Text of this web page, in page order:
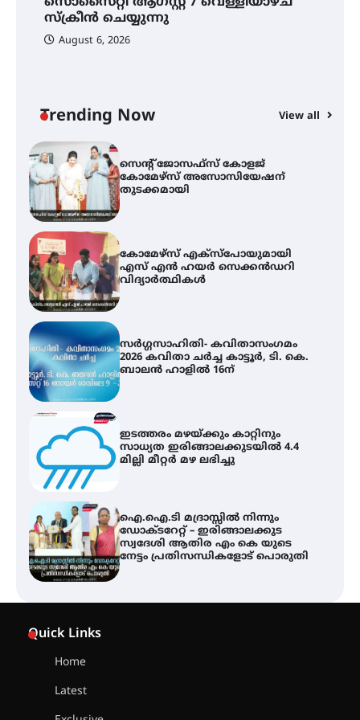
സ്‌ക്രീൻ ചെയ്യുന്നു
August 6, 2026
Trending Now View all
സ്വദേശി ആതിര എം കെ യുടെ
നേട്ടം പ്രതിസന്ധികളോട് പൊരുതി
വെള്ളിയാഴ്ച സ്‌ക്രീൻ ചെയ്യുന്നു
സെന്റ് ജോസഫ്സ് കോളജ്
കോമേഴ്‌സ് അസോസിയേഷന്
തുടക്കമായി
കോമേഴ്സ് എക്സ്പോയുമായി
എസ് എൻ ഹയർ സെക്കൻഡറി
വിദ്യാർത്ഥികൾ
സർഗ്ഗസാഹിതി- കവിതാസംഗമം
2026 കവിതാ ചർച്ച കാട്ടൂർ, ടി. കെ.
ബാലൻ ഹാളിൽ 16ന്
ഇടത്തരം മഴയ്ക്കും കാറ്റിനും
സാധ്യത ഇരിങ്ങാലക്കുടയിൽ 4.4
മില്ലി മീറ്റർ മഴ ലഭിച്ചു
ഐ.ഐ.ടി മദ്രാസ്സിൽ നിന്നും
ഡോക്ടറേറ്റ് – ഇരിങ്ങാലക്കുട
സ്വദേശി ആതിര എം കെ യുടെ
നേട്ടം പ്രതിസന്ധികളോട് പൊരുതി
Quick Links
Home
Latest